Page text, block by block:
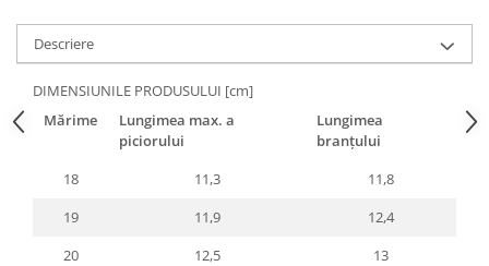
Descriere
DIMENSIUNILE PRODUSULUI [cm]
Mărime
Lungimea max. a
piciorului
Lungimea
branțului
18
11,3
11,8
19
11,9
12,4
20
12,5
13